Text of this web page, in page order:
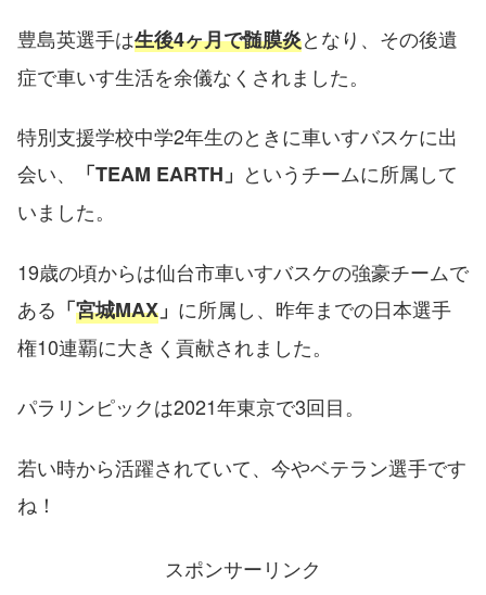
豊島英選手は生後4ヶ月で髄膜炎となり、その後遺
症で車いす生活を余儀なくされました。
特別支援学校中学2年生のときに車いすバスケに出
会い、
「TEAM EARTH」 というチームに所属して
いました。
19歳の頃からは仙台市車いすバスケの強豪チームで
ある 「宮城MAX 」 に所属し、昨年までの日本選手
権10連覇に大きく貢献されました。
パラリンピックは2021年東京で3回目。
若い時から活躍されていて、今やベテラン選手です
ね！
スポンサーリンク